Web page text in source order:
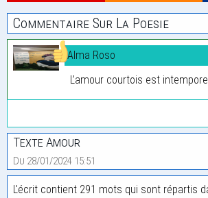
Commentaire Sur La Poesie
Alma Roso
L’amour courtois est intemporel
Texte Amour
Du 28/01/2024 15:51
L'écrit contient 291 mots qui sont répartis